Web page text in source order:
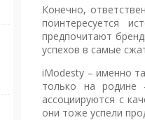
Конечно,
поинтересуется
предпочитают
успехов в самые
iModesty – именно
только на родине
ассоциируются с
они тоже успели